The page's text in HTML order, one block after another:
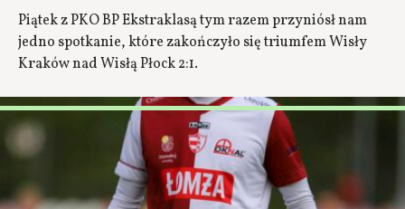
Piątek z PKO BP Ekstraklasą tym razem przyniósł nam
jedno spotkanie, które zakończyło się triumfem Wisły
Kraków nad Wisłą Płock 2:1.